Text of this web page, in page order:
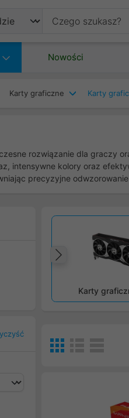
Nowości
Karty graficzne Karty
rozwiązanie dla graczy
intensywne kolory oraz
precyzyjne
Karty